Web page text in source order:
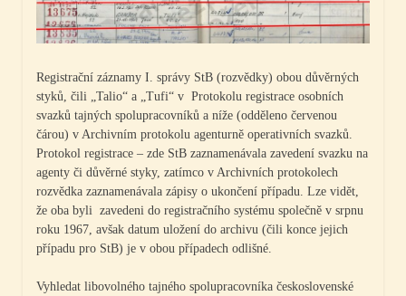
Registrační záznamy I. správy StB (rozvědky) obou důvěrných
styků, čili „Talio“ a „Tufi“ v Protokolu registrace osobních
svazků tajných spolupracovníků a níže (odděleno červenou
čárou) v Archivním protokolu agenturně operativních svazků.
Protokol registrace – zde StB zaznamenávala zavedení svazku na
agenty či důvěrné styky, zatímco v Archivních protokolech
rozvědka zaznamenávala zápisy o ukončení případu. Lze vidět,
že oba byli zavedeni do registračního systému společně v srpnu
roku 1967, avšak datum uložení do archivu (čili konce jejich
případu pro StB) je v obou případech odlišné.
Vyhledat libovolného tajného spolupracovníka československé